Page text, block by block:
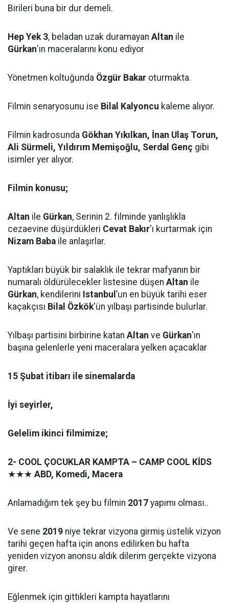
Birileri buna bir dur demeli.
Hep Yek 3, beladan uzak duramayan Altan ile
Gürkan'ın maceralarını konu ediyor
Yönetmen koltuğunda Özgür Bakar oturmakta.
Filmin senaryosunu ise Bilal Kalyoncu kaleme alıyor.
Filmin kadrosunda Gökhan Yıkılkan, İnan Ulaş Torun,
Ali Sürmeli, Yıldırım Memişoğlu, Serdal Genç gibi
isimler yer alıyor.
Filmin konusu;
Altan ile Gürkan, Serinin 2. filminde yanlışlıkla
cezaevine düşürdükleri Cevat Bakır'ı kurtarmak için
Nizam Baba ile anlaşırlar.
Yaptıkları büyük bir salaklık ile tekrar mafyanın bir
numaralı öldürülecekler listesine düşen Altan ile
Gürkan, kendilerini Istanbul ’un en büyük tarihi eser
kaçakçısı Bilal Özkök'ün yılbaşı partisinde bulurlar.
Yılbaşı partisini birbirine katan Altan ve Gürkan'ın
başına gelenlerle yeni maceralara yelken açacaklar
15 Şubat itibarı ile sinemalarda
İyi seyirler,
Gelelim ikinci filmimize;
2- COOL ÇOCUKLAR KAMPTA – CAMP COOL KİDS
★★★ ABD, Komedi, Macera
Anlamadığım tek şey bu filmin 2017 yapımı olması..
Ve sene 2019 niye tekrar vizyona girmiş üstelik vizyon
tarihi geçen hafta için anons edilirken bu hafta
yeniden vizyon anonsu aldık dilerim gerçekte vizyona
girer.
Eğlenmek için gittikleri kampta hayatlarını